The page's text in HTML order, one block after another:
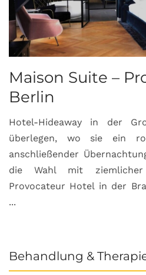
Maison Suite –
Berlin
Hotel-Hideaway in der
überlegen, wo sie ein
anschließender
die Wahl mit
Provocateur Hotel in der
...
Behandlung &